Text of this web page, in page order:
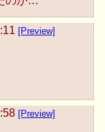
[Preview]
[Preview]